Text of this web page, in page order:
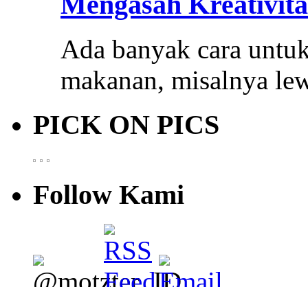
Ada banyak cara
makanan, misalnya
PICK ON PICS
Follow Kami